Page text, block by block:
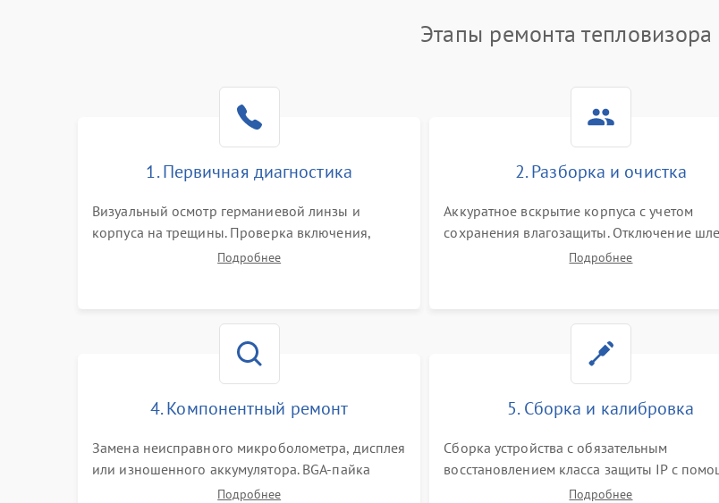
Этапы ремонта
1. Первичная диагностика
Визуальный осмотр германиевой линзы и
корпуса на трещины. Проверка включения,
реакции кнопок и разъемов зарядки. Оценка
Подробнее
2. Разборка и очистка
Аккуратное вскрытие корпуса с учетом
сохранения влагозащиты. Отключение
питания и дисплея. Очистка внутренних
Подробнее
4. Компонентный ремонт
Замена неисправного микроболометра, дисплея
или изношенного аккумулятора. BGA-пайка
поврежденных контроллеров на материнской
Подробнее
5. Сборка и калибровка
Сборка устройства с обязательным
восстановлением класса защиты IP с
новых герметиков и прокладок.
Подробнее